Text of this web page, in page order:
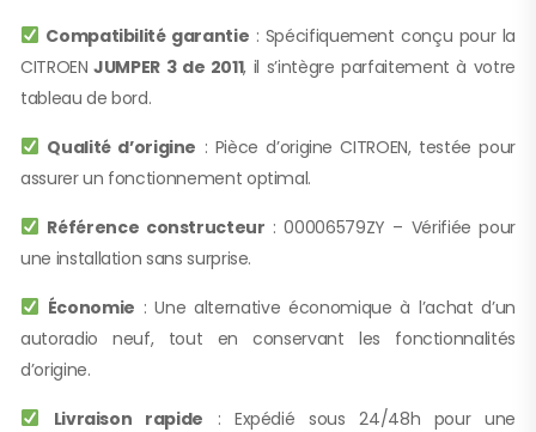
Compatibilité garantie : Spécifiquement conçu pour la
CITROEN JUMPER 3 de 2011, il s’intègre parfaitement à votre
tableau de bord.
Qualité d’origine : Pièce d’origine CITROEN, testée pour
assurer un fonctionnement optimal.
Référence constructeur : 00006579ZY – Vérifiée pour
une installation sans surprise.
Économie : Une alternative économique à l’achat d’un
autoradio neuf, tout en conservant les fonctionnalités
d’origine.
Livraison rapide : Expédié sous 24/48h pour une